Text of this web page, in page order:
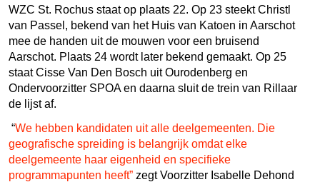
WZC St. Rochus staat op plaats 22. Op 23 steekt Christl
van Passel, bekend van het Huis van Katoen in Aarschot
mee de handen uit de mouwen voor een bruisend
Aarschot. Plaats 24 wordt later bekend gemaakt. Op 25
staat Cisse Van Den Bosch uit Ourodenberg en
Ondervoorzitter SPOA en daarna sluit de trein van Rillaar
de lijst af.
“We hebben kandidaten uit alle deelgemeenten. Die
geografische spreiding is belangrijk omdat elke
deelgemeente haar eigenheid en specifieke
programmapunten heeft” zegt Voorzitter Isabelle Dehond